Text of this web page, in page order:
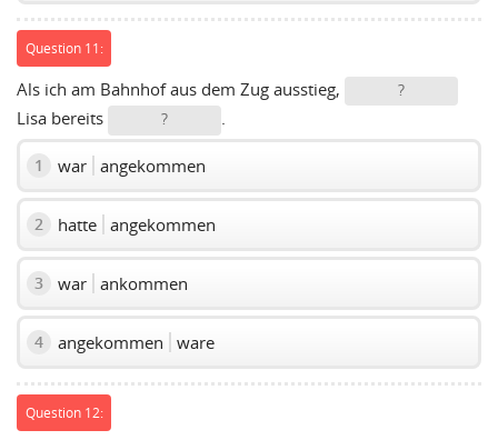
Question 11:
Als ich am Bahnhof aus dem Zug ausstieg, ?
Lisa bereits ? .
1 war angekommen
2 hatte angekommen
3 war ankommen
4 angekommen ware
Question 12: